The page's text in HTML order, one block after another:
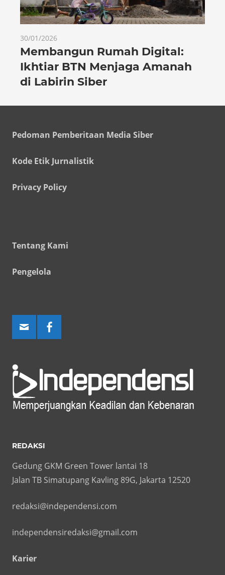
30/01/2026
Membangun Rumah Digital:
Ikhtiar BTN Menjaga Amanah
di Labirin Siber
Pedoman Pemberitaan Media Siber
Kode Etik Jurnalistik
Privacy Policy
Tentang Kami
Pengelola
REDAKSI
Gedung GKM Green Tower lantai 18
Jalan TB Simatupang Kavling 89G, Jakarta 12520
redaksi@independensi.com
independensiredaksi@gmail.com
Karier